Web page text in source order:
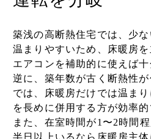
築浅の高断熱住宅では、少
温まりやすいため、床暖房
エアコンを補助的に使えば十
逆に、築年数が古く断熱性
では、床暖房だけでは温ま
を長めに併用する方が効率的
また、在室時間が1〜2時間